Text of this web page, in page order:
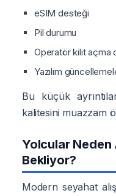
eSIM desteği
Pil durumu
Operatör kilit açma
Yazılım
Bu küçük
kalitesini muazzam
Yolcular Neden
Bekliyor?
Modern seyahat